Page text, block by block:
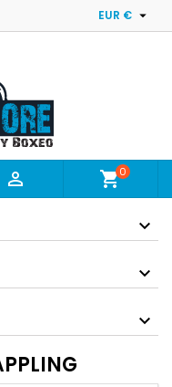
EUR € 
 shopping_cart0